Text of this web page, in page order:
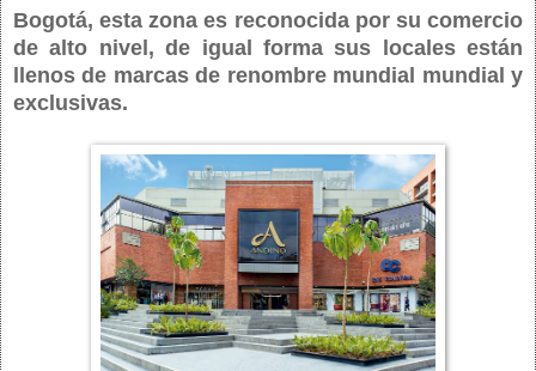
Bogotá, esta zona es reconocida por su comercio
de alto nivel, de igual forma sus locales están
llenos de marcas de renombre mundial mundial y
exclusivas.